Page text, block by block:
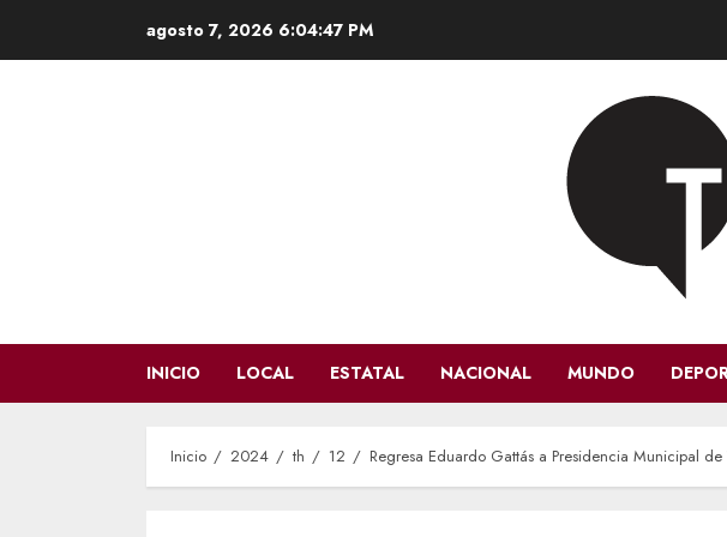
agosto 7, 2026 6:04:48 PM
INICIO LOCAL ESTATAL NACIONAL MUNDO
Inicio 2024 th 12 Regresa Eduardo Gattás a Presidencia Municipal